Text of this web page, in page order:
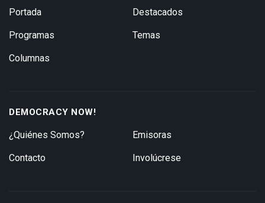
Portada
Programas
Columnas
Destacados
Temas
DEMOCRACY NOW!
¿Quiénes Somos?
Contacto
Emisoras
Involúcrese